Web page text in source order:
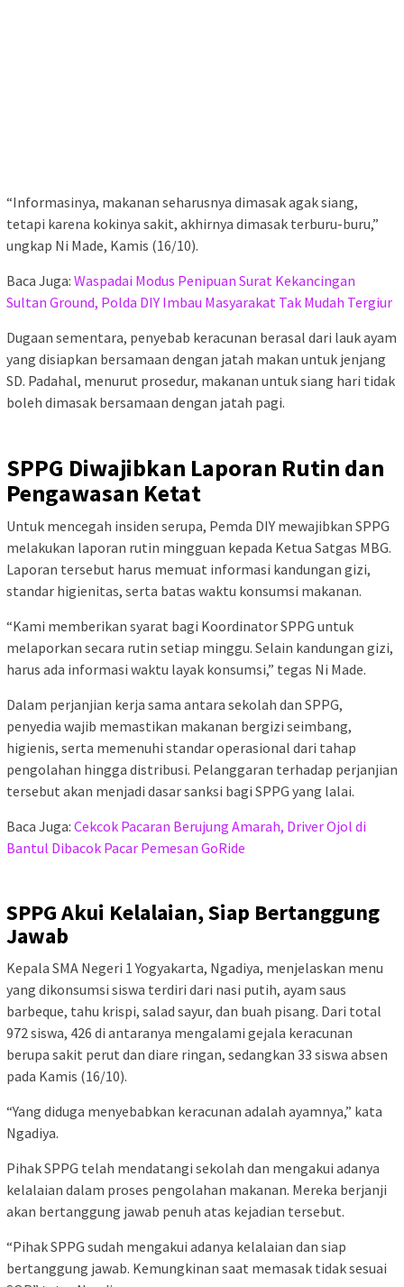
“Informasinya, makanan seharusnya dimasak agak siang,
tetapi karena kokinya sakit, akhirnya dimasak terburu-buru,”
ungkap Ni Made, Kamis (16/10).
Baca Juga: Waspadai Modus Penipuan Surat Kekancingan
Sultan Ground, Polda DIY Imbau Masyarakat Tak Mudah Tergiur
Dugaan sementara, penyebab keracunan berasal dari lauk ayam
yang disiapkan bersamaan dengan jatah makan untuk jenjang
SD. Padahal, menurut prosedur, makanan untuk siang hari tidak
boleh dimasak bersamaan dengan jatah pagi.
SPPG Diwajibkan Laporan Rutin dan
Pengawasan Ketat
Untuk mencegah insiden serupa, Pemda DIY mewajibkan SPPG
melakukan laporan rutin mingguan kepada Ketua Satgas MBG.
Laporan tersebut harus memuat informasi kandungan gizi,
standar higienitas, serta batas waktu konsumsi makanan.
“Kami memberikan syarat bagi Koordinator SPPG untuk
melaporkan secara rutin setiap minggu. Selain kandungan gizi,
harus ada informasi waktu layak konsumsi,” tegas Ni Made.
Dalam perjanjian kerja sama antara sekolah dan SPPG,
penyedia wajib memastikan makanan bergizi seimbang,
higienis, serta memenuhi standar operasional dari tahap
pengolahan hingga distribusi. Pelanggaran terhadap perjanjian
tersebut akan menjadi dasar sanksi bagi SPPG yang lalai.
Baca Juga: Cekcok Pacaran Berujung Amarah, Driver Ojol di
Bantul Dibacok Pacar Pemesan GoRide
SPPG Akui Kelalaian, Siap Bertanggung
Jawab
Kepala SMA Negeri 1 Yogyakarta, Ngadiya, menjelaskan menu
yang dikonsumsi siswa terdiri dari nasi putih, ayam saus
barbeque, tahu krispi, salad sayur, dan buah pisang. Dari total
972 siswa, 426 di antaranya mengalami gejala keracunan
berupa sakit perut dan diare ringan, sedangkan 33 siswa absen
pada Kamis (16/10).
“Yang diduga menyebabkan keracunan adalah ayamnya,” kata
Ngadiya.
Pihak SPPG telah mendatangi sekolah dan mengakui adanya
kelalaian dalam proses pengolahan makanan. Mereka berjanji
akan bertanggung jawab penuh atas kejadian tersebut.
“Pihak SPPG sudah mengakui adanya kelalaian dan siap
bertanggung jawab. Kemungkinan saat memasak tidak sesuai